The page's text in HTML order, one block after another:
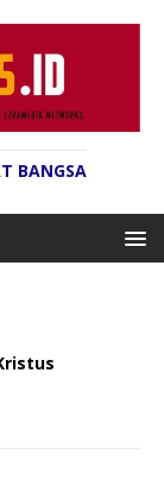
BANGSA